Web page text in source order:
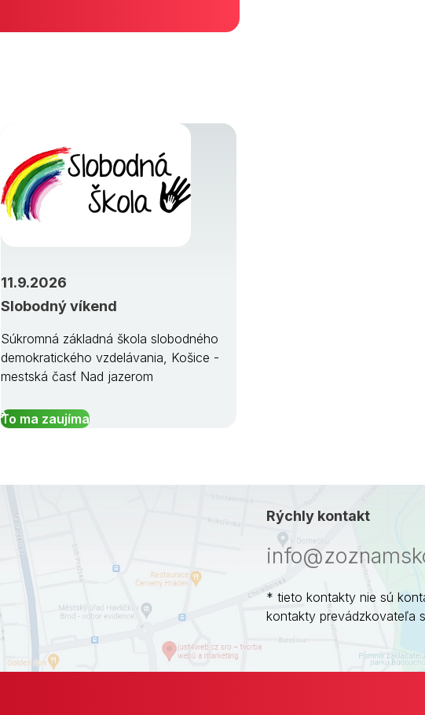
Slobodný víkend
11.9.2026
Súkromná základná škola slobodného
demokratického vzdelávania, Košice -
mestská časť Nad jazerom
To ma zaujíma
Rýchly kontakt
* tieto kontakty nie sú
kontakty prevádzkovateľa